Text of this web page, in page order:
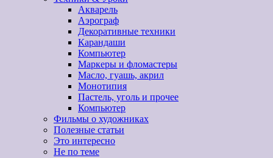
Акварель
Аэрограф
Декоративные техники
Карандаши
Компьютер
Маркеры и фломастеры
Масло, гуашь, акрил
Монотипия
Пастель, уголь и прочее
Компьютер
Фильмы о художниках
Полезные статьи
Это интересно
Не по теме